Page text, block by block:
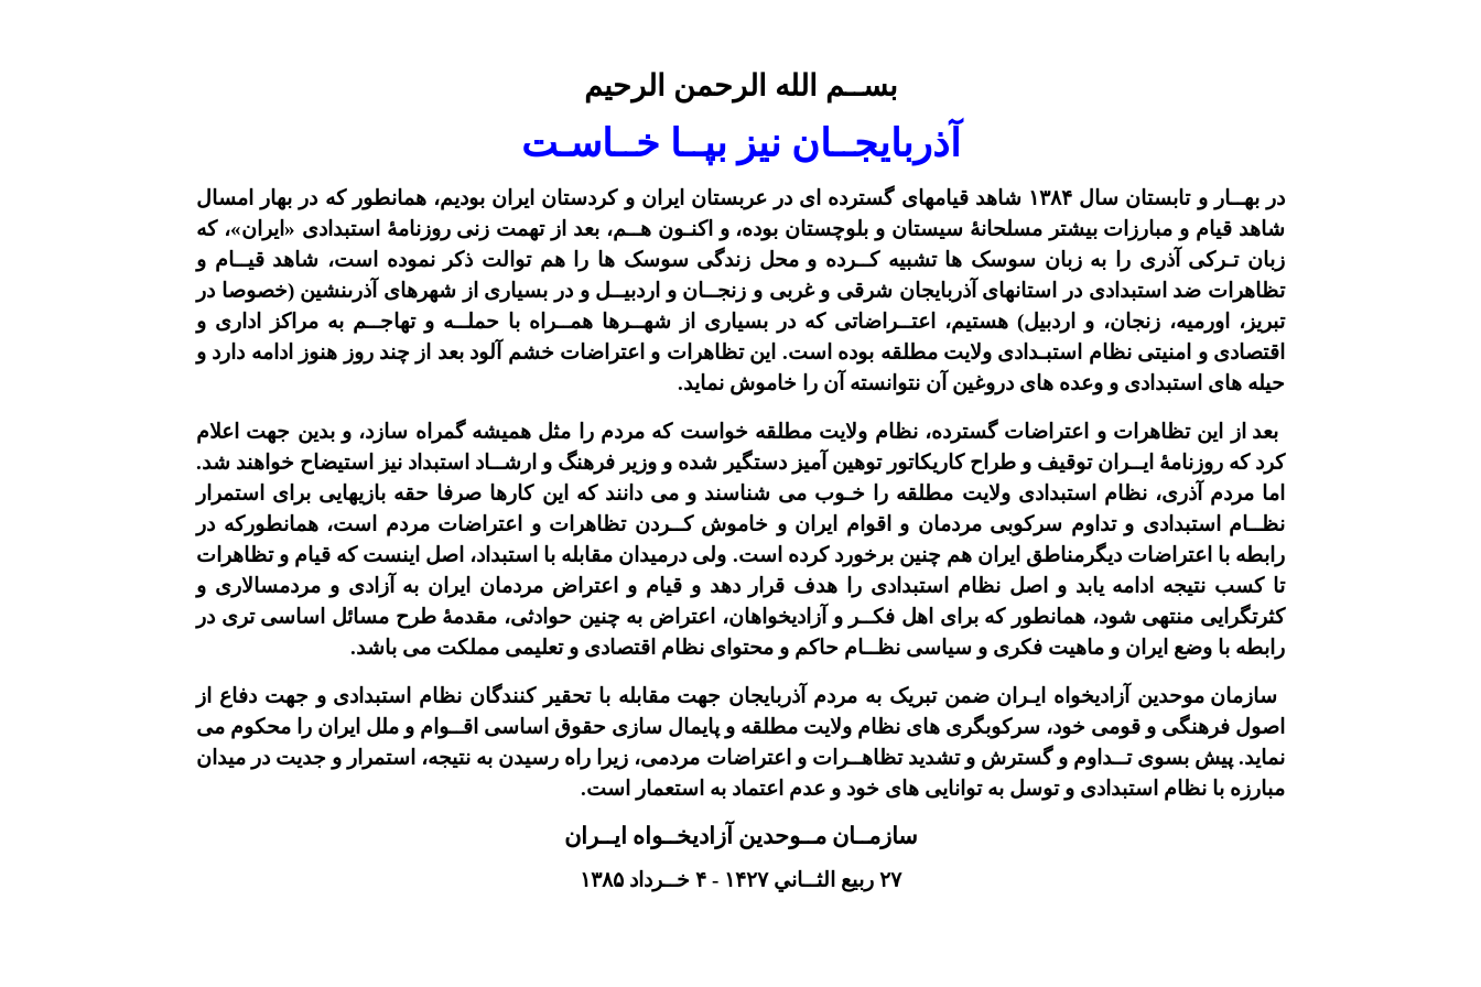
بســم الله الرحمن الرحيم
آذربايجــان نيز بپــا خــاسـت
در بهــار و تابستان سال ۱۳۸۴ شاهد قيامهاى گسترده اى در عربستان ايران و کردستان ايران بوديم، همانطور که در بهار امسال
شاهد قيام و مبارزات بيشتر مسلحانۀ سيستان و بلوچستان بوده، و اکنـون هــم، بعد از تهمت زنى روزنامۀ استبدادى « ايران»، که
زبان تـرکى آذرى را به زبان سوسک ها تشبيه کــرده و محل زندگى سوسک ها را هم توالت ذکر نموده است، شاهد قيــام و
تظاهرات ضد استبدادى در استانهاى آذربايجان شرقى و غربى و زنجــان و اردبيــل و در بسيارى از شهرهاى آذرىنشين (خصوصا در
تبريز، اورميه، زنجان، و اردبيل) هستيم، اعتــراضاتى که در بسيارى از شهــرها همــراه با حملــه و تهاجــم به مراکز ادارى و
اقتصادى و امنيتى نظام استبـدادى ولايت مطلقه بوده است. اين تظاهرات و اعتراضات خشم آلود بعد از چند روز هنوز ادامه دارد و
حيله هاى استبدادى و وعده هاى دروغين آن نتوانسته آن را خاموش نمايد.
بعد از اين تظاهرات و اعتراضات گسترده، نظام ولايت مطلقه خواست که مردم را مثل هميشه گمراه سازد، و بدين جهت اعلام
کرد که روزنامۀ ايــران توقيف و طراح کاريکاتور توهين آميز دستگير شده و وزير فرهنگ و ارشــاد استبداد نيز استيضاح خواهند شد.
اما مردم آذرى، نظام استبدادى ولايت مطلقه را خـوب مى شناسند و مى دانند که اين کارها صرفا حقه بازيهايى براى استمرار
نظــام استبدادی و تداوم سرکوبى مردمان و اقوام ايران و خاموش کــردن تظاهرات و اعتراضات مردم است، همانطورکه در
رابطه با اعتراضات ديگرمناطق ايران هم چنين برخورد کرده است. ولى درميدان مقابله با استبداد، اصل اينست که قيام و تظاهرات
تا کسب نتيجه ادامه يابد و اصل نظام استبدادى را هدف قرار دهد و قيام و اعتراض مردمان ايران به آزادى و مردمسالارى و
کثرتگرايى منتهى شود، همانطور که براى اهل فکــر و آزاديخواهان، اعتراض به چنين حوادثى، مقدمۀ طرح مسائل اساسى ترى در
رابطه با وضع ايران و ماهيت فکرى و سياسى نظــام حاکم و محتواى نظام اقتصادى و تعلیمی مملکت مى باشد.
سازمان موحدين آزاديخواه ايـران ضمن تبريک به مردم آذربايجان جهت مقابله با تحقير کنندگان نظام استبدادى و جهت دفاع از
اصول فرهنگى و قومى خود، سرکوبگرى هاى نظام ولايت مطلقه و پايمال سازى حقوق اساسى اقــوام و ملل ايران را محکوم مى
نمايد. پيش بسوى تــداوم و گسترش و تشديد تظاهــرات و اعتراضات مردمى، زيرا راه رسيدن به نتيجه، استمرار و جديت در ميدان
مبارزه با نظام استبدادى و توسل به توانايى هاى خود و عدم اعتماد به استعمار است.
سازمــان مــوحدين آزاديخــواه ايــران
۲۷ ربيع الثــاني۱۴۲۷ - ۴ خــرداد ۱۳۸۵